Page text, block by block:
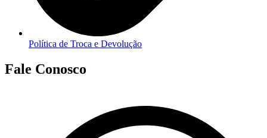
Política de Troca e Devolução
Fale Conosco